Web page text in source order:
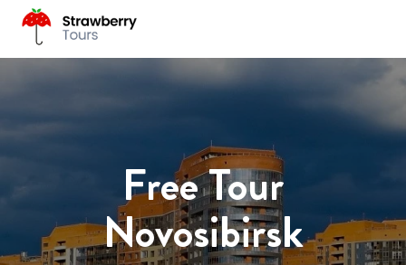
Free Tour
Novosibirsk